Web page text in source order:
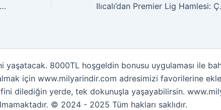
Sarı Kırmızı Ekipte Golcü Oyuncu Bilmecesi Derinleşiyor
8000TL hoşgeldin bonusu uygulaması ile
için www.milyarindir.com adresimizi favorilerine
dilediğin yerde, tek dokunuşla yaşayabilirsin.
© 2024 - 2025 Tüm hakları saklıdır.